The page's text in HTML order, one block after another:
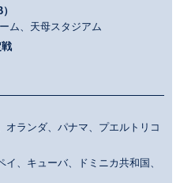
ム、天母スタジアム
オランダ、パナマ、プエルトリコ
、キューバ、ドミニカ共和国、